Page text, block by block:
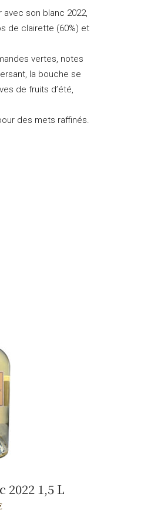
avec son blanc 2022,
de clairette (60%) et
vertes, notes
la bouche se
de fruits d’été,
des mets raffinés.
2022 1,5 L